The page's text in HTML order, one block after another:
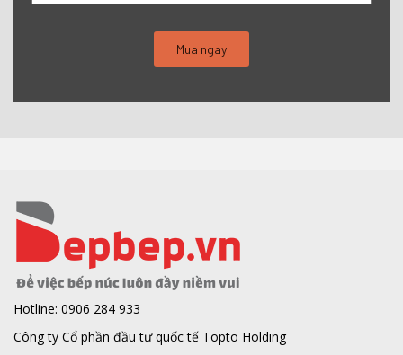
Hotline: 0906 284 933
Công ty Cổ phần đầu tư quốc tế Topto Holding